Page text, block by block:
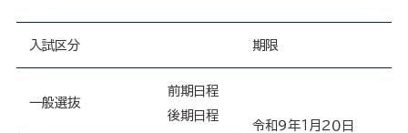
入試区分 期限
一般選抜
前期日程
後期日程
令和９年１月２０日